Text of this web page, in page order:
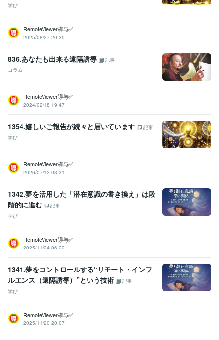
学び
RemoteViewer導与✅
2025/08/27 20:30
836.あなたも出来る遠隔誘導
記事
コラム
RemoteViewer導与✅
2024/02/18 19:47
1354.嬉しいご報告が続々と届いています
記事
学び
RemoteViewer導与✅
2026/07/12 03:31
1342.夢を活用した「潜在意識の書き換え」は段
階的に進む
記事
学び
RemoteViewer導与✅
2025/11/24 06:22
1341.夢をコントロールする“リモート・インフ
ルエンス（遠隔誘導）”という技術
記事
学び
RemoteViewer導与✅
2025/11/20 20:07